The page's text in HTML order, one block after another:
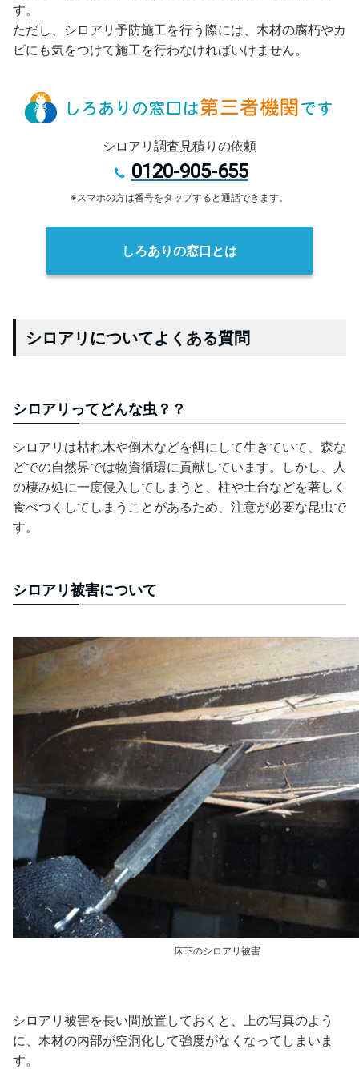
す。
ただし、シロアリ予防施工を行う際には、木材の腐朽やカ
ビにも気をつけて施工を行わなければいけません。
シロアリ調査見積りの依頼
0120-905-655
※スマホの方は番号をタップすると通話できます。
しろありの窓口とは
シロアリについてよくある質問
シロアリってどんな虫？？
シロアリは枯れ木や倒木などを餌にして生きていて、森な
どでの自然界では物資循環に貢献しています。しかし、人
の棲み処に一度侵入してしまうと、柱や土台などを著しく
食べつくしてしまうことがあるため、注意が必要な昆虫で
す。
シロアリ被害について
床下のシロアリ被害
シロアリ被害を長い間放置しておくと、上の写真のよう
に、木材の内部が空洞化して強度がなくなってしまいま
す。